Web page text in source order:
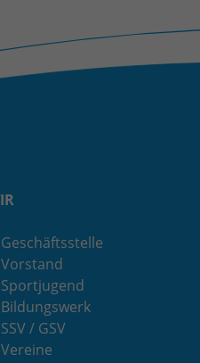
Geschäftsstelle
Vorstand
Sportjugend
Bildungswerk
SSV / GSV
Vereine